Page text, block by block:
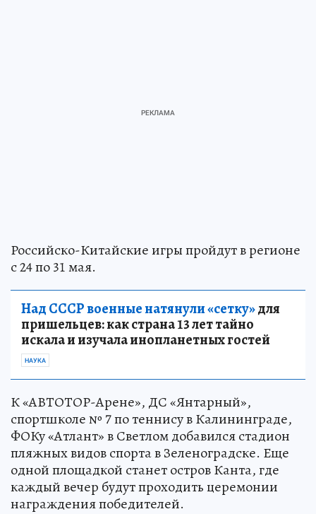
Российско-Китайские игры пройдут в регионе
с 24 по 31 мая.
Над СССР военные натянули «сетку»для
пришельцев: как страна 13 лет тайно
искала и изучала инопланетных гостей
НАУКА
К «АВТОТОР-Арене», ДС «Янтарный»,
спортшколе № 7 по теннису в Калининграде,
ФОКу «Атлант» в Светлом добавился стадион
пляжных видов спорта в Зеленоградске. Еще
одной площадкой станет остров Канта, где
каждый вечер будут проходить церемонии
награждения победителей.